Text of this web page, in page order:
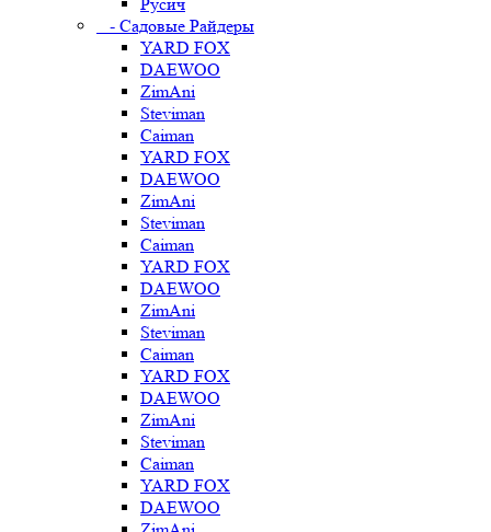
- Садовые Райдеры
YARD FOX
DAEWOO
ZimAni
Steviman
Caiman
YARD FOX
DAEWOO
ZimAni
Steviman
Caiman
YARD FOX
DAEWOO
ZimAni
Steviman
Caiman
YARD FOX
DAEWOO
ZimAni
Steviman
Caiman
YARD FOX
DAEWOO